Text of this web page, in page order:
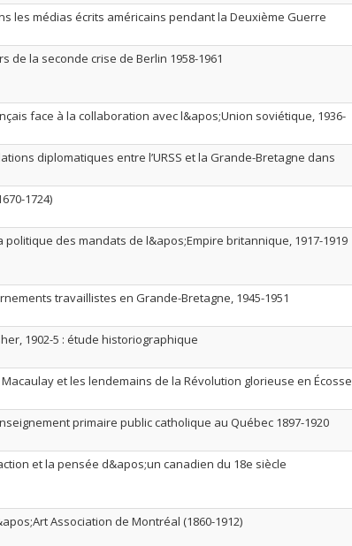
les médias écrits américains pendant la Deuxième Guerre
la seconde crise de Berlin 1958-1961
face à la collaboration avec l&apos;Union soviétique, 1936-
diplomatiques entre l’URSS et la Grande-Bretagne dans
1724)
des mandats de l&apos;Empire britannique, 1917-1919
travaillistes en Grande-Bretagne, 1945-1951
1902-5 : étude historiographique
et les lendemains de la Révolution glorieuse en Écosse
primaire public catholique au Québec 1897-1920
et la pensée d&apos;un canadien du 18e siècle
Association de Montréal (1860-1912)